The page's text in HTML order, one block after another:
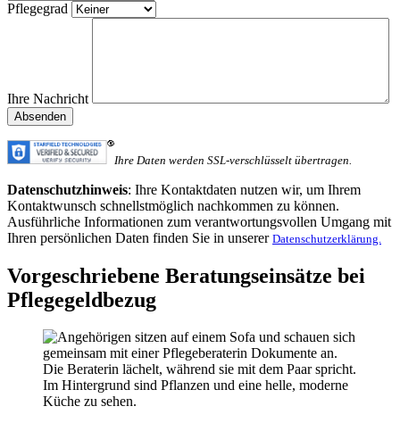
Pflegegrad
Ihre Nachricht
Absenden
Ihre Daten werden SSL-verschlüsselt übertragen.
Datenschutzhinweis: Ihre Kontaktdaten nutzen wir, um Ihrem
Kontaktwunsch schnellstmöglich nachkommen zu können.
Ausführliche Informationen zum verantwortungsvollen Umgang mit
Ihren persönlichen Daten finden Sie in unserer Datenschutzerklärung.
Vorgeschriebene Beratungseinsätze bei
Pflegegeldbezug